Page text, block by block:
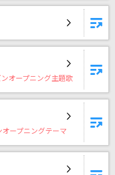
オープニング主題歌
ープニングテーマ